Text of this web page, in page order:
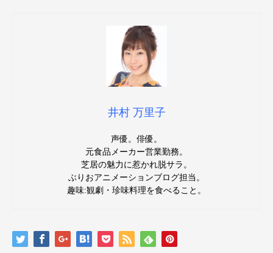
井村 万里子
声優。俳優。
元食品メーカー営業勤務。
芝居の魅力に惹かれ脱サラ。
ぶりおアニメーションブログ担当。
趣味:観劇・珍味料理を食べること。